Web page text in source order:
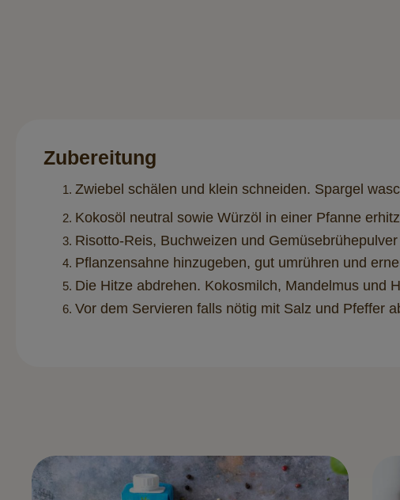
Zubereitung
Zwiebel schälen und klein schneiden. Spargel
Kokosöl neutral sowie Würzöl in einer Pfanne
Risotto-Reis, Buchweizen und
Pflanzensahne hinzugeben, gut umrühren und
Die Hitze abdrehen. Kokosmilch, Mandelmus und
Vor dem Servieren falls nötig mit Salz und Pfeffer